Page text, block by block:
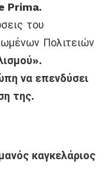
Prima.
του
Πολιτειών
να επενδύσει
της.
καγκελάριος